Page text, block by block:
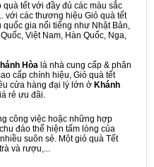
tết với đầy đủ các màu sắc
với các thương hiệu Giỏ quà tết
gia nổi tiếng như Nhật Bản,
Việt Nam, Hàn Quốc, Nga,
Hòa là nhà cung cấp & phân
cấp chính hiệu, Giỏ quà tết
cửa hàng đại lý lớn ở Khánh
rẻ ưu đãi.
công việc hoặc những hợp
đáo thể hiện tấm lòng của
suôn sẻ. Một giỏ quà Tết
và rượu,...